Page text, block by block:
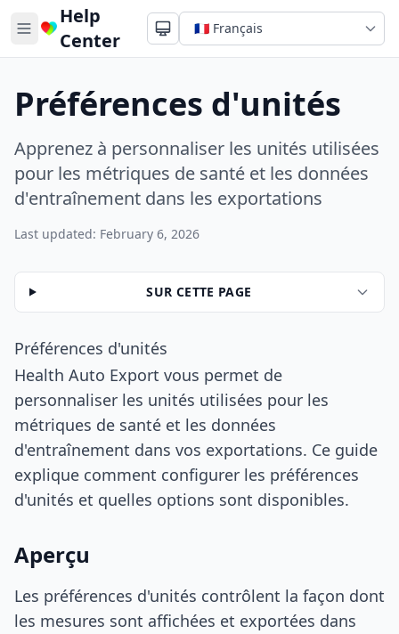
Help
Center
Préférences d'unités
Apprenez à personnaliser les unités utilisées
pour les métriques de santé et les données
d'entraînement dans les exportations
Last updated: February 6, 2026
SUR CETTE PAGE
Préférences d'unités
Health Auto Export vous permet de
personnaliser les unités utilisées pour les
métriques de santé et les données
d'entraînement dans vos exportations. Ce guide
explique comment configurer les préférences
d'unités et quelles options sont disponibles.
Aperçu
Les préférences d'unités contrôlent la façon dont
les mesures sont affichées et exportées dans